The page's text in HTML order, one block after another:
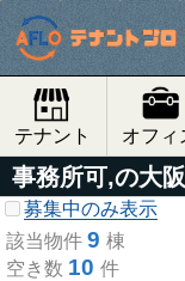
テナント オフィ
事務所可,の大
募集中のみ表示
該当物件 9 棟
空き数 10 件